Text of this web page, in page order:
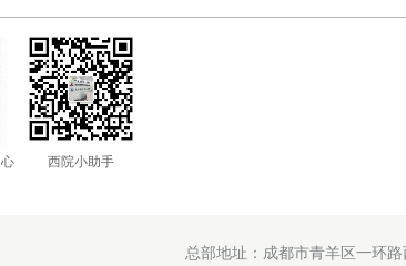
西院小助手
总部地址：成都市青羊区一环